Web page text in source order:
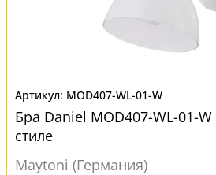
MOD407-WL-01-W
Бра Daniel MOD407-WL-01-
стиле
Maytoni (Германия)